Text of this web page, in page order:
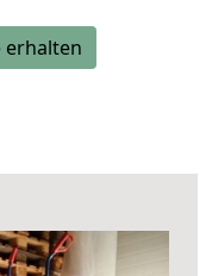
erhalten